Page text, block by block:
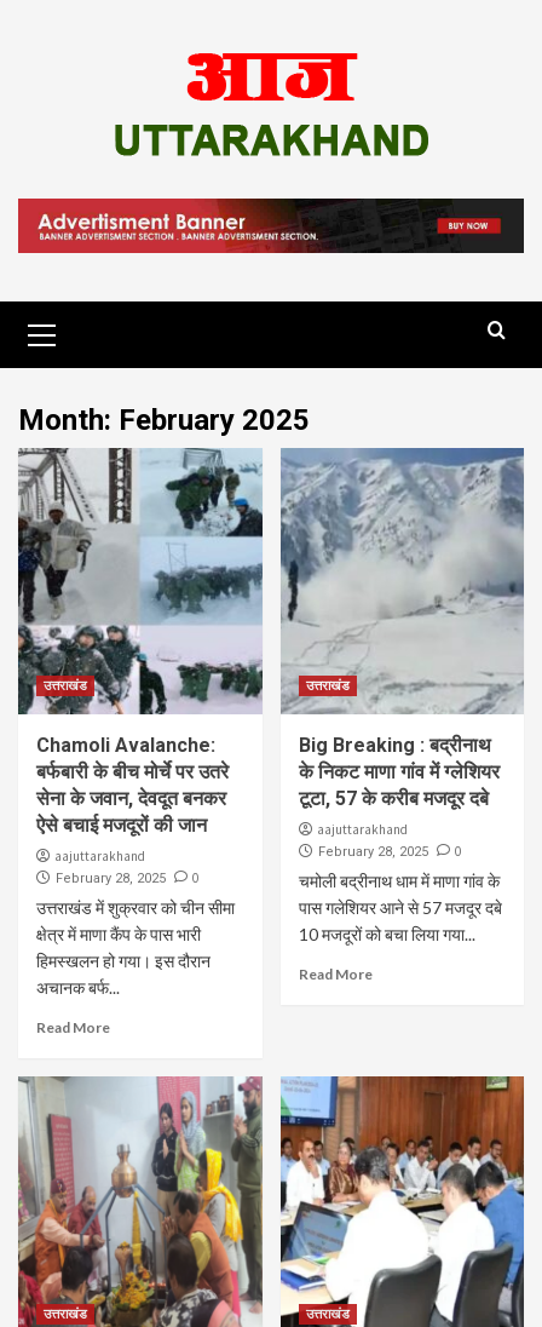
Menu
Month: February 2025
उत्तराखंड
Chamoli Avalanche:
बर्फबारी के बीच मोर्चे पर उतरे
सेना के जवान, देवदूत बनकर
ऐसे बचाई मजदूरों की जान
aajuttarakhand
February 28, 2025 0
उत्तराखंड में शुक्रवार को चीन सीमा
क्षेत्र में माणा कैंप के पास भारी
हिमस्खलन हो गया। इस दौरान
अचानक बर्फ...
Read More
उत्तराखंड
Big Breaking : बद्रीनाथ
के निकट माणा गांव में ग्लेशियर
टूटा, 57 के करीब मजदूर दबे
aajuttarakhand
February 28, 2025 0
चमोली बद्रीनाथ धाम में माणा गांव के
पास गलेशियर आने से 57 मजदूर दबे
10 मजदूरों को बचा लिया गया...
Read More
उत्तराखंड उत्तराखंड